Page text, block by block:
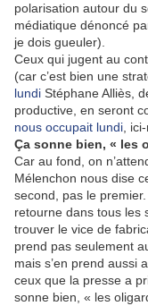
polarisation autour du
médiatique dénoncé
je dois gueuler).
Ceux qui jugent au
(car c’est bien une
lundi Stéphane Alliès,
productive, en seront
nous occupait lundi ,
Ça sonne bien, « les
Car au fond, on
Mélenchon nous dise
second, pas le
retourne dans tous les
trouver le vice de
prend pas seulement
mais s’en prend aussi
ceux que la presse a
sonne bien, « les